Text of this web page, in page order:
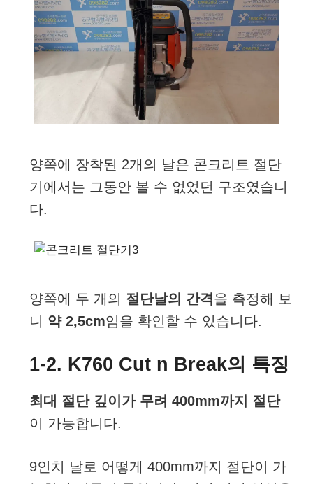
양쪽에 장착된 2개의 날은 콘크리트 절단
기에서는 그동안 볼 수 없었던 구조였습니
다.
양쪽에 두 개의 절단날의 간격을 측정해 보
니 약 2,5cm임을 확인할 수 있습니다.
1-2. K760 Cut n Break의 특징
최대 절단 깊이가 무려 400mm까지 절단
이 가능합니다.
9인치 날로 어떻게 400mm까지 절단이 가